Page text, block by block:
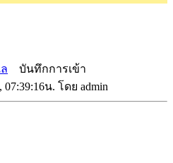
บันทึกการเข้า
น. โดย admin